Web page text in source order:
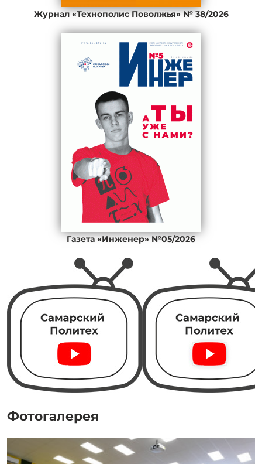
Журнал «Технополис Поволжья» № 38/2026
Газета «Инженер» №05/2026
Фотогалерея